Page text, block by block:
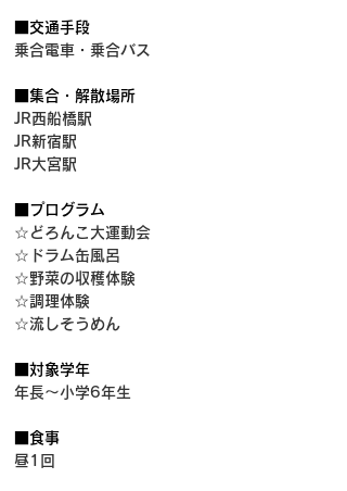
■交通手段
乗合電車・乗合バス
■集合・解散場所
JR西船橋駅
JR新宿駅
JR大宮駅
■プログラム
☆どろんこ大運動会
☆ドラム缶風呂
☆野菜の収穫体験
☆調理体験
☆流しそうめん
■対象学年
年長～小学6年生
■食事
昼1回